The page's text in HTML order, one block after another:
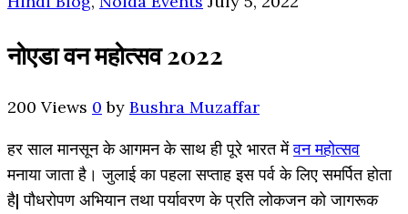
नोएडा वन महोत्सव 2022
200 Views 0 by Bushra Muzaffar
हर साल मानसून के आगमन के साथ ही पूरे भारत मेंवन महोत्सव
मनाया जाता है। जुलाई का पहला सप्ताह इस पर्व के लिए समर्पित होता
है| पौधरोपण अभियान तथा पर्यावरण के प्रति लोकजन को जागरूक